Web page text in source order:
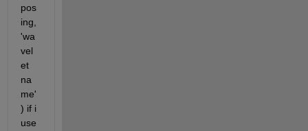
pos
ing,
'wa
vel
et
na
me'
) if i
use